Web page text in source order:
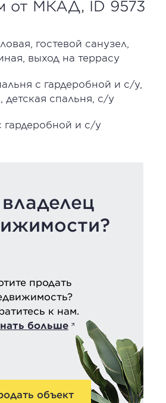
от МКАД, ID 9573
гостевой санузел,
выход на террасу
с гардеробной и с/у,
детская спальня, с/у
гардеробной и с/у
продать
к нам.
больше
объект